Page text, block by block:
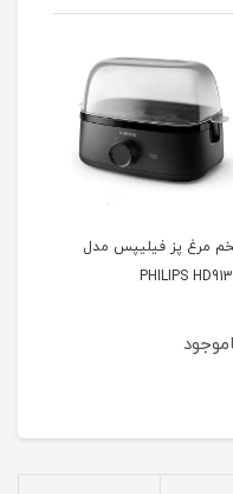
مرغ پز فیلیپس مدل
PHILIPS